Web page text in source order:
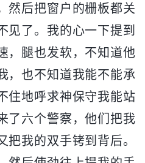
然后把窗户的栅板都关
见了。我的心一下提到
，腿也发软，不知道他
，也不知道我能不能承
住地呼求神保守我能站
了六个警察，他们把我
我的双手铐到背后。